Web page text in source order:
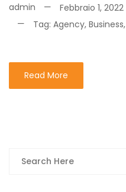
admin
Febbraio 1, 2022
Tag: Agency, Business,
Read More